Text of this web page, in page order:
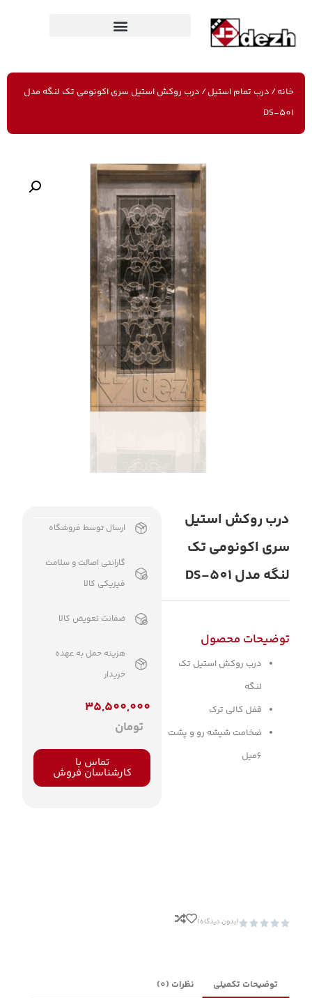
خانه/ درب تمام استیل/ درب روکش استیل سری اکونومی تک لنگه مدل
DS-501
درب روکش استیل
سری اکونومی تک
لنگه مدل DS-501
توضیحات محصول
درب روکش استیل تک
لنگه
قفل کالی ترک
ضخامت شیشه رو و پشت
6میل




(بدون دیدگاه)
ارسال توسط فروشگاه
گارانتی اصالت و سلامت
فیزیکی کالا
ضمانت تعویض کالا
هزینه حمل به عهده
خریدار
35,500,000
تومان
تماس با
کارشناسان فروش
توضیحات تکمیلی نظرات (0)